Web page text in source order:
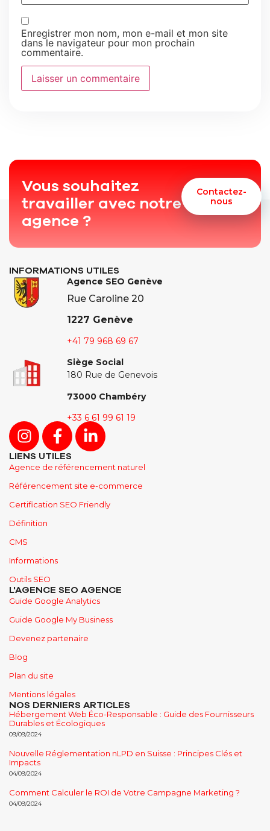
Enregistrer mon nom, mon e-mail et mon site
dans le navigateur pour mon prochain
commentaire.
Vous souhaitez
travailler avec notre
agence ?
Contactez-
nous
INFORMATIONS UTILES
Agence SEO Genève
Rue Caroline 20
1227 Genève
+4179 968 69 67
Siège Social
180 Rue de Genevois
73000 Chambéry
+33 6 61 99 61 19
LIENS UTILES
Agence de référencement naturel
Référencement site e-commerce
Certification SEO Friendly
Définition
CMS
Informations
Outils SEO
L'AGENCE SEO AGENCE
Guide Google Analytics
Guide Google My Business
Devenez partenaire
Blog
Plan du site
Mentions légales
NOS DERNIERS ARTICLES
Hébergement Web Éco-Responsable : Guide des Fournisseurs
Durables et Écologiques
09/09/2024
Nouvelle Réglementation nLPD en Suisse : Principes Clés et
Impacts
04/09/2024
Comment Calculer le ROI de Votre Campagne Marketing ?
04/09/2024